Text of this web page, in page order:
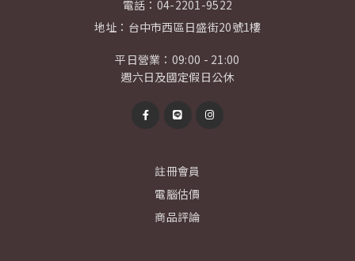
電話： 04-2201-9522
地址： 台中市西區日盛街20號1樓
平日營業：09:00 - 21:00
週六日及國定假日公休
註冊會員
電腦估價
商品評論